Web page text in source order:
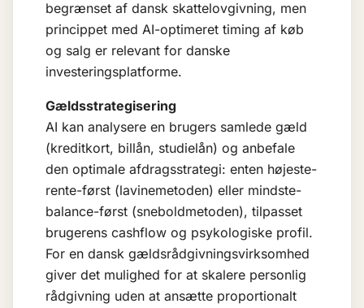
begrænset af dansk skattelovgivning, men
princippet med AI-optimeret timing af køb
og salg er relevant for danske
investeringsplatforme.
Gældsstrategisering
AI kan analysere en brugers samlede gæld
(kreditkort, billån, studielån) og anbefale
den optimale afdragsstrategi: enten højeste-
rente-først (lavinemetoden) eller mindste-
balance-først (sneboldmetoden), tilpasset
brugerens cashflow og psykologiske profil.
For en dansk gældsrådgivningsvirksomhed
giver det mulighed for at skalere personlig
rådgivning uden at ansætte proportionalt